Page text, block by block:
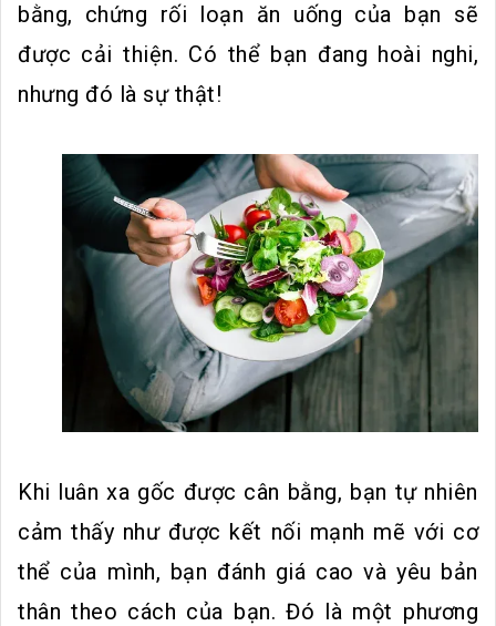
bằng, chứng rối loạn ăn uống của bạn sẽ
được cải thiện. Có thể bạn đang hoài nghi,
nhưng đó là sự thật!
Khi luân xa gốc được cân bằng, bạn tự nhiên
cảm thấy như được kết nối mạnh mẽ với cơ
thể của mình, bạn đánh giá cao và yêu bản
thân theo cách của bạn. Đó là một phương